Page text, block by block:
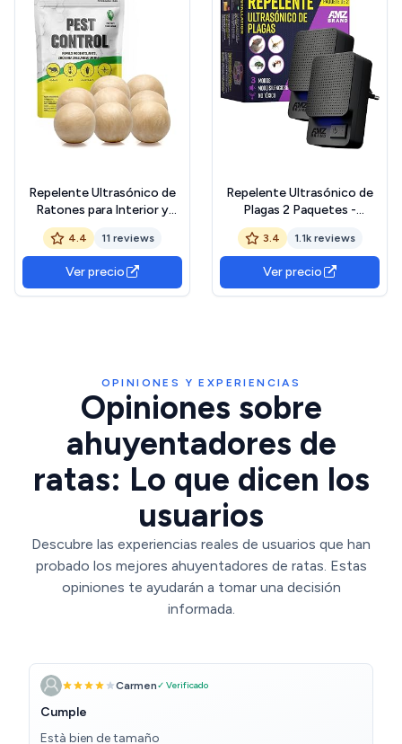
Repelente Ultrasónico de
Ratones para Interior y
Exterior - Elimina
Cucarachas/Ratas/Hormigas/Arañas
de Hogares, Áticos,
Motores, Garajes y
Autocaravanas - Seguro
4.4 11 reviews
Ver precio
Repelente Ultrasónico de
Plagas 2 Paquetes -
Potente Repelente de
Ratones - 3 Modos de
Trabajo - Amplio Rango de
Frecuencia - Ideal para
Ratones, Ratas, Mosquitos,
3.4 1.1k reviews
Ver precio
OPINIONES Y EXPERIENCIAS
Opiniones sobre
ahuyentadores de
ratas: Lo que dicen los
usuarios
Descubre las experiencias reales de usuarios que han
probado los mejores ahuyentadores de ratas. Estas
opiniones te ayudarán a tomar una decisión
informada.
Carmen✓ Verificado
Cumple
Està bien de tamaño